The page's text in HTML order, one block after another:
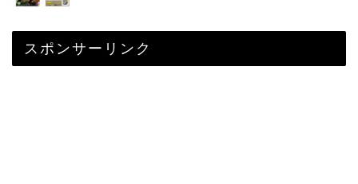
スポンサーリンク